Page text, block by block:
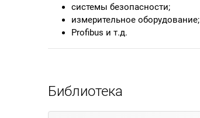
системы безопасности;
измерительное оборудование;
Profibus и т.д.
Библиотека